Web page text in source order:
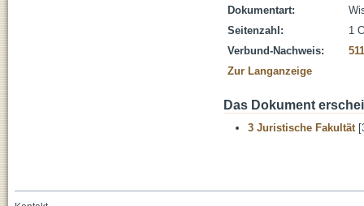
Dokumentart:
Seitenzahl:
1
Verbund-Nachweis:
Zur Langanzeige
Das Dokument
3 Juristische Fakultät